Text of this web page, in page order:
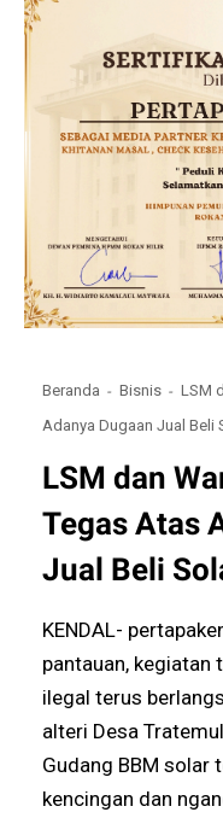
Beranda Bisnis
LSM
Adanya Dugaan Jual Beli
LSM dan
Tegas Atas
Jual Beli
KENDAL-
pantauan, kegiatan
ilegal terus
alteri Desa
Gudang BBM solar
kencingan dan